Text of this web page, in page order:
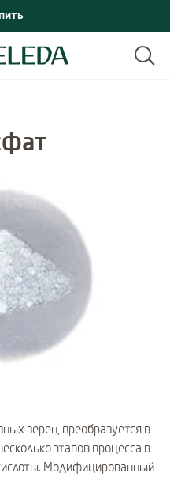
зерен, преобразуется в
этапов процесса в
Модифицированный